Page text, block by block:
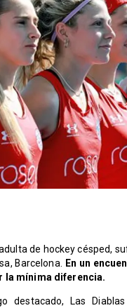
de hockey césped,
Barcelona.
En un
la mínima diferencia.
destacado, Las